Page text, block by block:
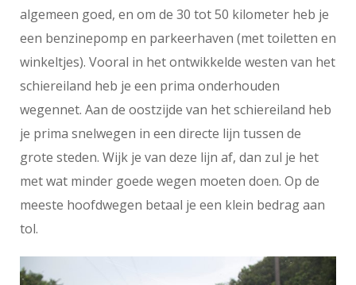
algemeen goed, en om de 30 tot 50 kilometer heb je
een benzinepomp en parkeerhaven (met toiletten en
winkeltjes). Vooral in het ontwikkelde westen van het
schiereiland heb je een prima onderhouden
wegennet. Aan de oostzijde van het schiereiland heb
je prima snelwegen in een directe lijn tussen de
grote steden. Wijk je van deze lijn af, dan zul je het
met wat minder goede wegen moeten doen. Op de
meeste hoofdwegen betaal je een klein bedrag aan
tol.